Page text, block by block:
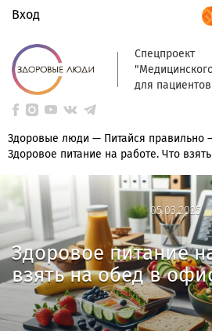
Вход
Спецпроект
для пациентов
Здоровые люди — Питайся правильно
Здоровое питание на работе. Что
05.03.2025
05.03.2025
Здоровое питание
взять на обед в